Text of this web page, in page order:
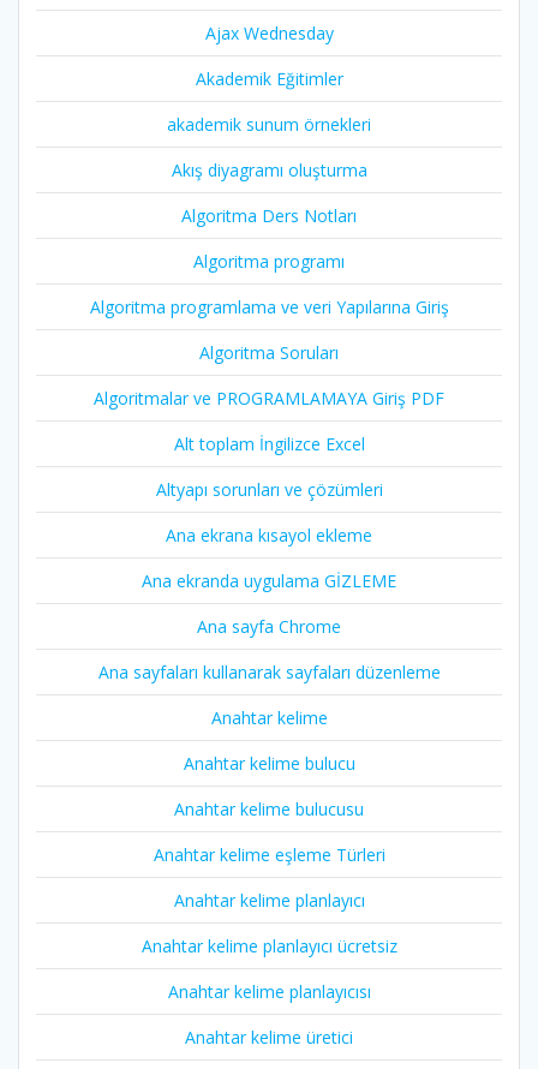
Ajax Wednesday
Akademik Eğitimler
akademik sunum örnekleri
Akış diyagramı oluşturma
Algoritma Ders Notları
Algoritma programı
Algoritma programlama ve veri Yapılarına Giriş
Algoritma Soruları
Algoritmalar ve PROGRAMLAMAYA Giriş PDF
Alt toplam İngilizce Excel
Altyapı sorunları ve çözümleri
Ana ekrana kısayol ekleme
Ana ekranda uygulama GİZLEME
Ana sayfa Chrome
Ana sayfaları kullanarak sayfaları düzenleme
Anahtar kelime
Anahtar kelime bulucu
Anahtar kelime bulucusu
Anahtar kelime eşleme Türleri
Anahtar kelime planlayıcı
Anahtar kelime planlayıcı ücretsiz
Anahtar kelime planlayıcısı
Anahtar kelime üretici